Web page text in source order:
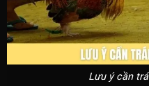
Lưu ý cần